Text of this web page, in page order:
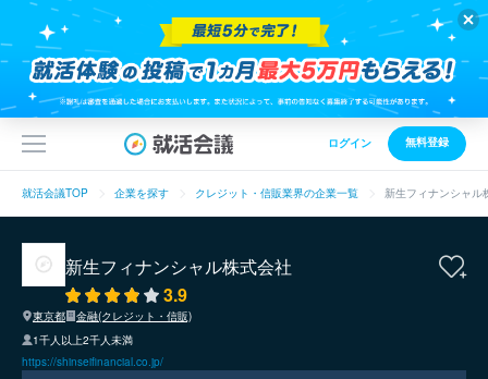
ログイン 無料登録
就活会議TOP 企業を探す クレジット・信販業界の企業一覧 新生フィナンシャル
新生フィナンシャル株式会社
3.9
東京都
金融(クレジット・信販)
1千人以上2千人未満
https://shinseifinancial.co.jp/